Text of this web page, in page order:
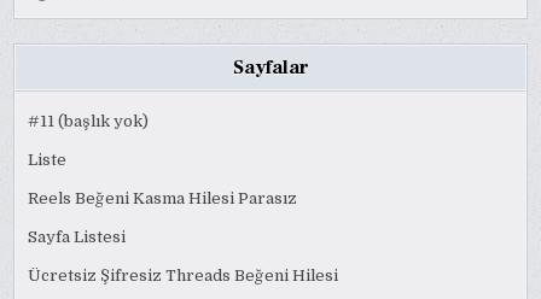
Sayfalar
#11 (başlık yok)
Liste
Reels Beğeni Kasma Hilesi Parasız
Sayfa Listesi
Ücretsiz Şifresiz Threads Beğeni Hilesi